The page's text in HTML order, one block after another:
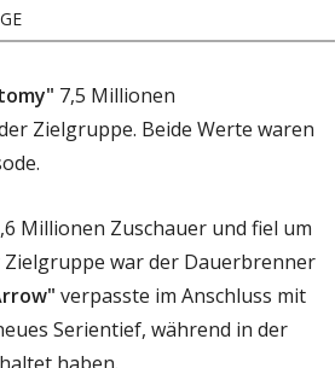
7,5 Millionen
Zielgruppe. Beide Werte waren
Millionen Zuschauer und fiel um
war der Dauerbrenner
verpasste im Anschluss mit
Serientief, während in der
haben.